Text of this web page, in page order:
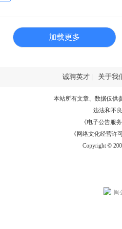
加载更多
诚聘英才 关于我
本站所有文章、数据仅供
违法和不
《电子公告服务
《网络文化经营许
Copyright ©
闽